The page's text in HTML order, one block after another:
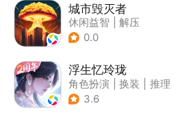
城市毁灭者
休闲益智
解压
0.0
浮生忆玲珑
角色扮演 换装
推理
| 女性向
3.6